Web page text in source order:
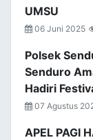
UMSU
06 Juni 2025
Polsek
Senduro
Hadiri
07 Agustus
APEL PAGI